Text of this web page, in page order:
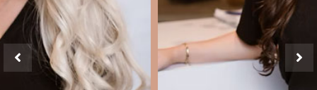
ACHTER DE SCHERMEN BEN IK TROUWENS OOK LEKKER DRUK.
GEEN DAG IS HETZELFDE, EN DAT MAAKT HET JUIST ZO LEUK.
NAAST MIJN WERK GENIET IK VAN HET LEVEN. IK WOON SAMEN MET
ROCKY. SAMEN HEBBEN WIJ EEN PRACHTDOCHTER JACKIE, DIE
BIJNA 6 IS. IN M’N VRIJE TIJD HOU IK VAN UIT ETEN GAAN, BORRELEN
MET FAMILIE EN VRIENDEN, SHOPPEN EN ALLES WAT MET